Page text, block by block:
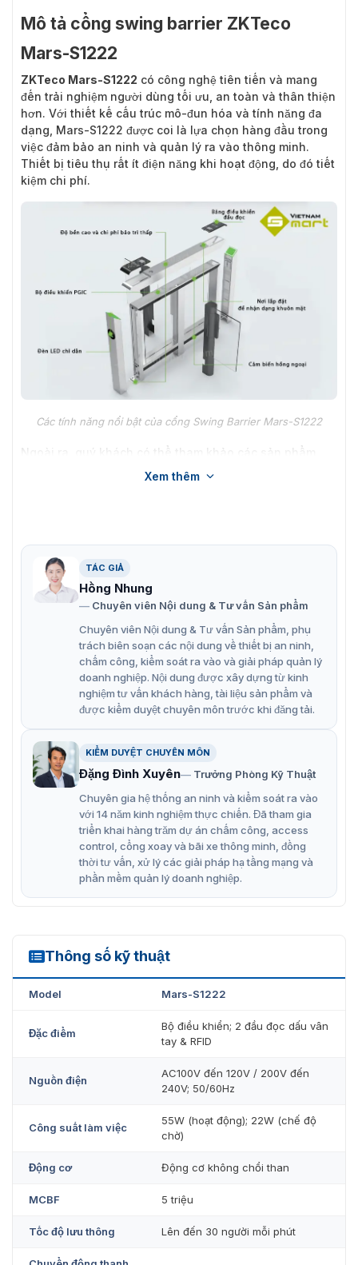
Mô tả cổng swing barrier ZKTeco
Mars-S1222
ZKTeco Mars-S1222 có công nghệ tiên tiến và mang
đến trải nghiệm người dùng tối ưu, an toàn và thân thiện
hơn. Với thiết kế cấu trúc mô-đun hóa và tính năng đa
dạng, Mars-S1222 được coi là lựa chọn hàng đầu trong
việc đảm bảo an ninh và quản lý ra vào thông minh.
Thiết bị tiêu thụ rất ít điện năng khi hoạt động, do đó tiết
kiệm chi phí.
Các tính năng nổi bật của cổng Swing Barrier Mars-S1222
Ngoài ra, quý khách có thể tham khảo các sản phẩm
cùng seris, có thiết kế và tính năng tương tự Mars-
Đặc điểm nổi bật của cổng swing
barrier ZKTeco Mars-S1222
Cổng phân làn Mars-S1222 có nhiều tính năng công
nghệ vượt trội, kiểm soát lối vào ra hiệu quả. Dưới đây là
một số đặc điểm nổi bật của thiết bị, bao gồm:
Xác thực bằng vân tay, thẻ và khuôn mặt.
nhập.
Tấm chắn tự động thu lại khi có sự cố hoặc cúp điện.
Hoạt động yên tĩnh, bề mặt không ốc vít.
Độ rộng lối đi phù hợp cho người đi bộ và xe lăn.
Đèn LED hiển thị lối đi và trạng thái xác thực.
Cổng 2 làn với tấm chắn acrylic siêu bền.
Thiết kế modun hóa dễ lắp đặt và sửa chữa.
Cổng swing barrier Mars-S1222 được phân phối chính
hãng tại
với nhiều ưu đãi hấp dẫn. Cam
viên giàu kinh nghiệm hỗ trợ lắp đặt, vận hành. Quý
khách hàng có nhu cầu đặt hàng hoặc tìm hiểu thêm về
số điện thoại 093.6611.372.
Xem thêm
TÁC GIẢ
Hồng Nhung
Chuyên viên Nội dung & Tư vấn Sản phẩm
Chuyên viên Nội dung & Tư vấn Sản phẩm, phụ
trách biên soạn các nội dung về thiết bị an ninh,
chấm công, kiểm soát ra vào và giải pháp quản lý
doanh nghiệp. Nội dung được xây dựng từ kinh
nghiệm tư vấn khách hàng, tài liệu sản phẩm và
được kiểm duyệt chuyên môn trước khi đăng tải.
KIỂM DUYỆT CHUYÊN MÔN
Đặng Đình Xuyên
Trưởng Phòng Kỹ Thuật
Chuyên gia hệ thống an ninh và kiểm soát ra vào
với 14 năm kinh nghiệm thực chiến. Đã tham gia
triển khai hàng trăm dự án chấm công, access
control, cổng xoay và bãi xe thông minh, đồng
thời tư vấn, xử lý các giải pháp hạ tầng mạng và
phần mềm quản lý doanh nghiệp.
Thông số kỹ thuật
Mars-S1222
Model Mars-S1222
Đặc điểm
Bộ điều khiển; 2 đầu đọc dấu vân
tay & RFID
Nguồn điện
AC100V đến 120V / 200V đến
240V; 50/60Hz
Công suất làm việc
55W (hoạt động); 22W (chế độ
chờ)
Động cơ Động cơ không chổi than
MCBF 5 triệu
Tốc độ lưu thông Lên đến 30 người mỗi phút